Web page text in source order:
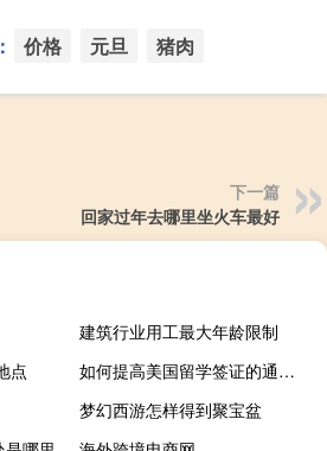
价格 元旦 猪肉
下一篇
回家过年去哪里坐火车最好
建筑行业用工最大年龄限制
点
如何提高美国留学签证的通过率
梦幻西游怎样得到聚宝盆